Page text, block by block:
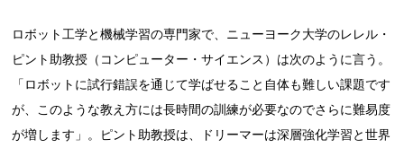
ロボット工学と機械学習の専門家で、ニューヨーク大学のレレル・
ピント助教授（コンピューター・サイエンス）は次のように言う。
「ロボットに試行錯誤を通じて学ばせること自体も難しい課題です
が、このような教え方には長時間の訓練が必要なのでさらに難易度
が増します」。ピント助教授は、ドリーマーは深層強化学習と世界